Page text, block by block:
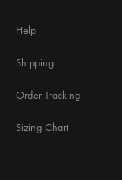
Help
Shipping
Order Tracking
Sizing Chart